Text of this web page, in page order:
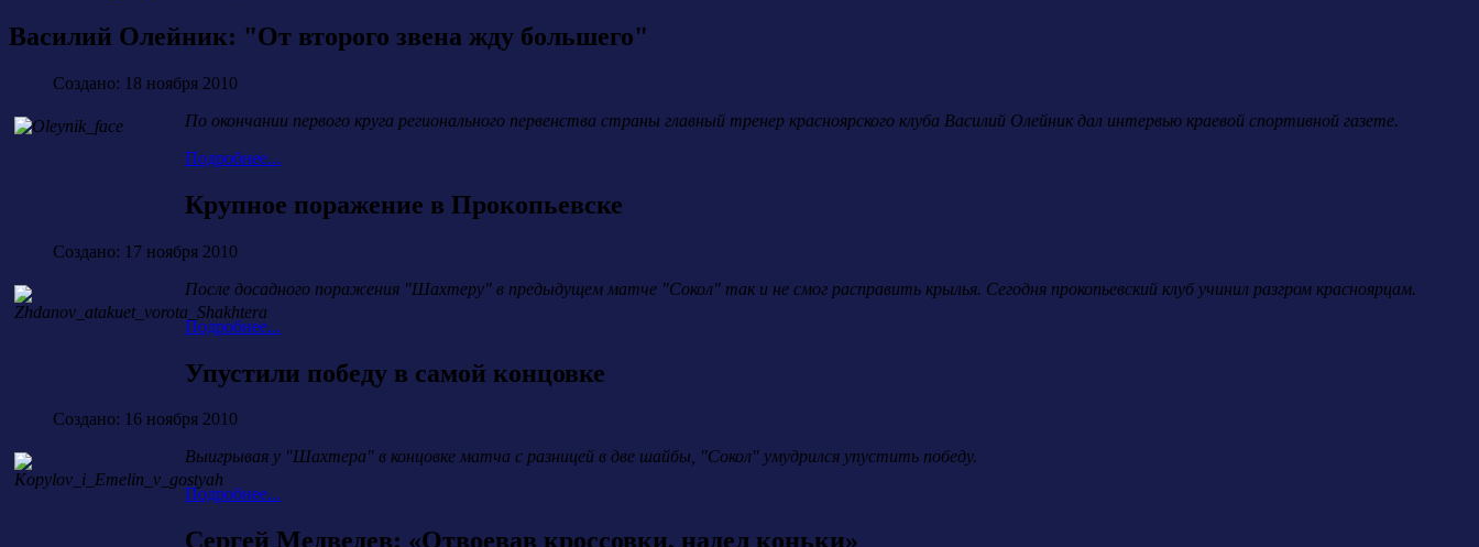
Василий Олейник: "От второго звена жду большего"
Создано: 18 ноября 2010
По окончании первого круга регионального первенства страны главный тренер красноярского клуба Василий Олейник дал интервью краевой спортивной газете.
Подробнее...
Крупное поражение в Прокопьевске
Создано: 17 ноября 2010
После досадного поражения "Шахтеру" в предыдущем матче "Сокол" так и не смог расправить крылья. Сегодня прокопьевский клуб учинил разгром красноярцам.
Подробнее...
Упустили победу в самой концовке
Создано: 16 ноября 2010
Выигрывая у "Шахтера" в концовке матча с разницей в две шайбы, "Сокол" умудрился упустить победу.
Подробнее...
Сергей Медведев: «Отвоевав кроссовки, надел коньки»